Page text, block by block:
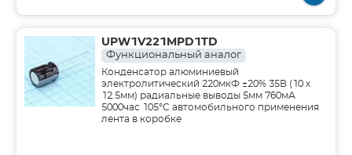
UPW1V221MPD1TD
Функциональный аналог
Конденсатор алюминиевый
электролитический 220мкФ ±20% 35В (10 х
12.5мм) радиальные выводы 5мм 760мА
5000час 105°С автомобильного применения
лента в коробке